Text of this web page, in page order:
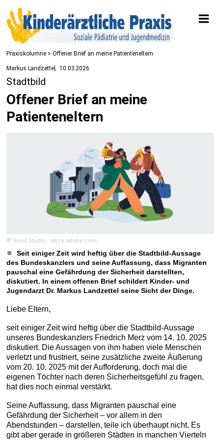
Praxiskolumne > Offener Brief an meine Patienteneltern
Markus Landzettel 10.03.2026
Stadtbild
Offener Brief an meine
Patienteneltern
© Good Studio - stock.adobe.com
Seit einiger Zeit wird heftig über die Stadtbild-Aussage
des Bundeskanzlers und seine Auffassung, dass Migranten
pauschal eine Gefährdung der Sicherheit darstellten,
diskutiert. In einem offenen Brief schildert Kinder- und
Jugendarzt Dr. Markus Landzettel seine Sicht der Dinge.
Liebe Eltern,
seit einiger Zeit wird heftig über die Stadtbild-Aussage
unseres Bundeskanzlers Friedrich Merz vom 14. 10. 2025
diskutiert. Die Aussagen von ihm haben viele Menschen
verletzt und frustriert, seine zusätzliche zweite Äußerung
vom 20. 10. 2025 mit der Aufforderung, doch mal die
eigenen Töchter nach deren Sicherheitsgefühl zu fragen,
hat dies noch einmal verstärkt.
Seine Auffassung, dass Migranten pauschal eine
Gefährdung der Sicherheit – vor allem in den
Abendstunden – darstellen, teile ich überhaupt nicht. Es
gibt aber gerade in größeren Städten in manchen Vierteln